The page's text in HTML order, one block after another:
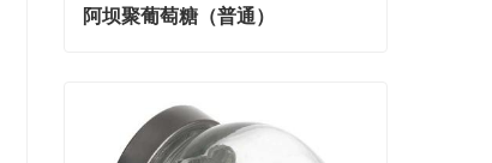
阿坝聚葡萄糖（普通）
Contact Now